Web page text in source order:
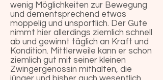
wenig Möglichkeiten zur Bewegung
und dementsprechend etwas
moppelig und unsportlich. Der Gute
nimmt hier allerdings ziemlich schnell
ab und gewinnt täglich an Kraft und
Kondition. Mittlerweile kann er schon
ziemlich gut mit seiner kleinen
Zwingergenossin mithalten, die